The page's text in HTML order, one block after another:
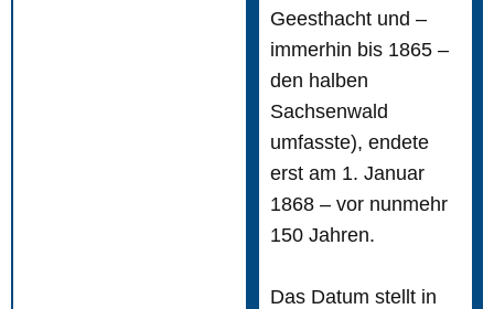
Geesthacht und –
immerhin bis 1865 –
den halben
Sachsenwald
umfasste), endete
erst am 1. Januar
1868 – vor nunmehr
150 Jahren.
Das Datum stellt in